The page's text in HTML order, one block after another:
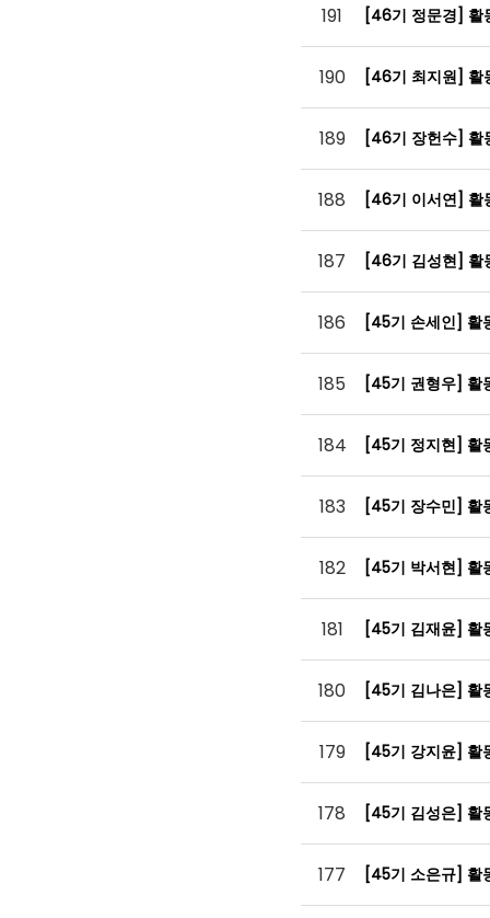
191 [46기 정문경] 활
190 [46기 최지원] 활
189 [46기 장헌수] 활
188 [46기 이서연] 활
187 [46기 김성현] 활
186 [45기 손세인] 활
185 [45기 권형우] 활
184 [45기 정지현] 활
183 [45기 장수민] 활
182 [45기 박서현] 활
181 [45기 김재윤] 활
180 [45기 김나은] 활
179 [45기 강지윤] 활
178 [45기 김성은] 활
177 [45기 소은규] 활